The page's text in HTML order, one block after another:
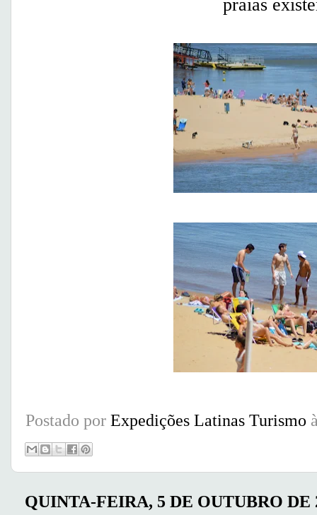
praias
Postado por Expedições Latinas Turismo
QUINTA-FEIRA, 5 DE OUTUBRO DE